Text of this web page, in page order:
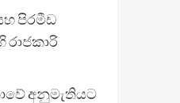
පිරමීඩ
අනුමැතියට